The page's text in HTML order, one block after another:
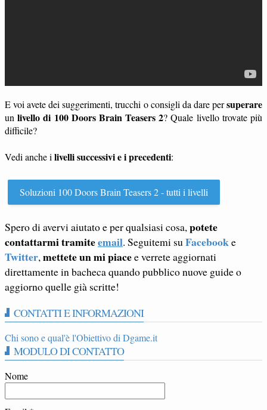
E voi avete dei suggerimenti, trucchi o consigli da dare persuperare
unlivello di 100 Doors Brain Teasers 2? Quale livello trovate più
difficile?
Vedi anche i livelli successivi e i precedenti:
Soluzioni 100 Doors Brain Teasers 2 - tutti i livelli
Spero di avervi aiutato e per qualsiasi cosa, potete
contattarmi tramiteemail. Seguitemi su Facebooke
Twitter, mettete un mi piacee verrete aggiornati
direttamente in bacheca quando pubblico nuove guide o
aggiorno quelle già scritte!
CONTATTI E INFORMAZIONI
Chi sono e qual'è l'Obiettivo di Dgame.it
MODULO DI CONTATTO
Nome